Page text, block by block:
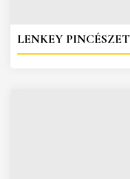
LENKEY PINCÉSZET